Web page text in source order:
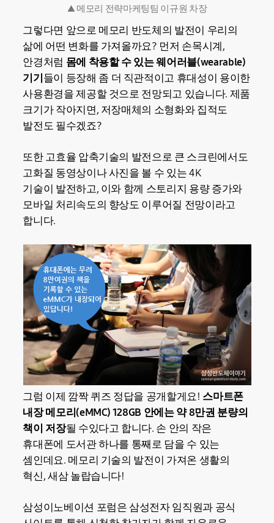
▲ 메모리 전략마케팅팀 이규원 차장
그렇다면 앞으로 메모리 반도체의 발전이 우리의
삶에 어떤 변화를 가져올까요? 먼저 손목시계,
안경처럼 몸에 착용할 수 있는 웨어러블(wearable)
기기 들이 등장해 좀 더 직관적이고 휴대성이 용이한
사용환경을 제공할 것으로 전망되고 있습니다. 제품
크기가 작아지면, 저장매체의 소형화와 집적도
발전도 필수겠죠?
또한 고효율 압축기술의 발전으로 큰 스크린에서도
고화질 동영상이나 사진을 볼 수 있는 4K
기술이 발전하고, 이와 함께 스토리지 용량 증가와
모바일 처리속도의 향상도 이루어질 전망이라고
합니다.
그럼 이제 깜짝 퀴즈 정답을 공개할게요! 스마트폰
내장 메모리(eMMC) 128GB 안에는 약 8만권 분량의
책이 저장될 수있다고 합니다. 손 안의 작은
휴대폰에 도서관 하나를 통째로 담을 수 있는
셈인데요. 메모리 기술의 발전이 가져온 생활의
혁신, 새삼 놀랍습니다!
삼성이노베이션 포럼은 삼성전자 임직원과 공식